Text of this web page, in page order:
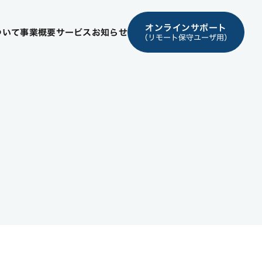
て事業概要サービスお知らせ オンラインサポート
（リモート保守ユーザ用）